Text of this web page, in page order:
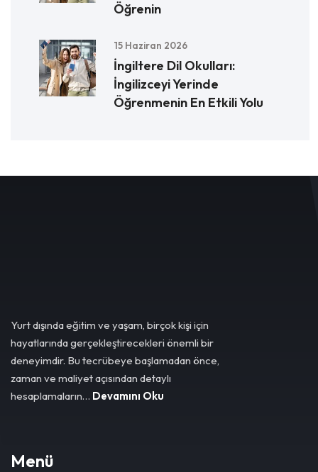
Öğrenin
15 Haziran 2026
İngiltere Dil Okulları:
İngilizceyi Yerinde
Öğrenmenin En Etkili Yolu
Yurt dışında eğitim ve yaşam, birçok kişi için
hayatlarında gerçekleştirecekleri önemli bir
deneyimdir. Bu tecrübeye başlamadan önce,
zaman ve maliyet açısından detaylı
hesaplamaların… Devamını Oku
Menü